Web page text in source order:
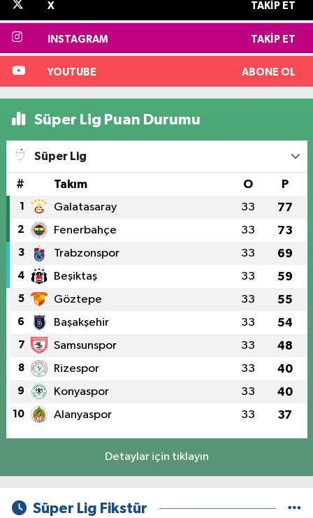
X TAKIP ET
INSTAGRAM TAKIP ET
YOUTUBE ABONE OL
Süper Lig Puan Durumu
Süper Lig
# Takım O P
1 Galatasaray 33 77
2 Fenerbahçe 33 73
3 Trabzonspor 33 69
4 Beşiktaş 33 59
5 Göztepe 33 55
6 Başakşehir 33 54
7 Samsunspor 33 48
8 Rizespor 33 40
9 Konyaspor 33 40
10 Alanyaspor 33 37
Detaylar için tıklayın
Süper Lig Fikstür